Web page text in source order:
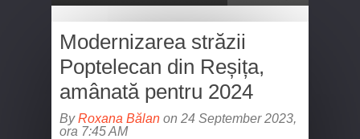
Modernizarea străzii
Poptelecan din Reșița,
amânată pentru 2024
ByRoxana Bălan on 24 September 2023,
ora 7:45 AM